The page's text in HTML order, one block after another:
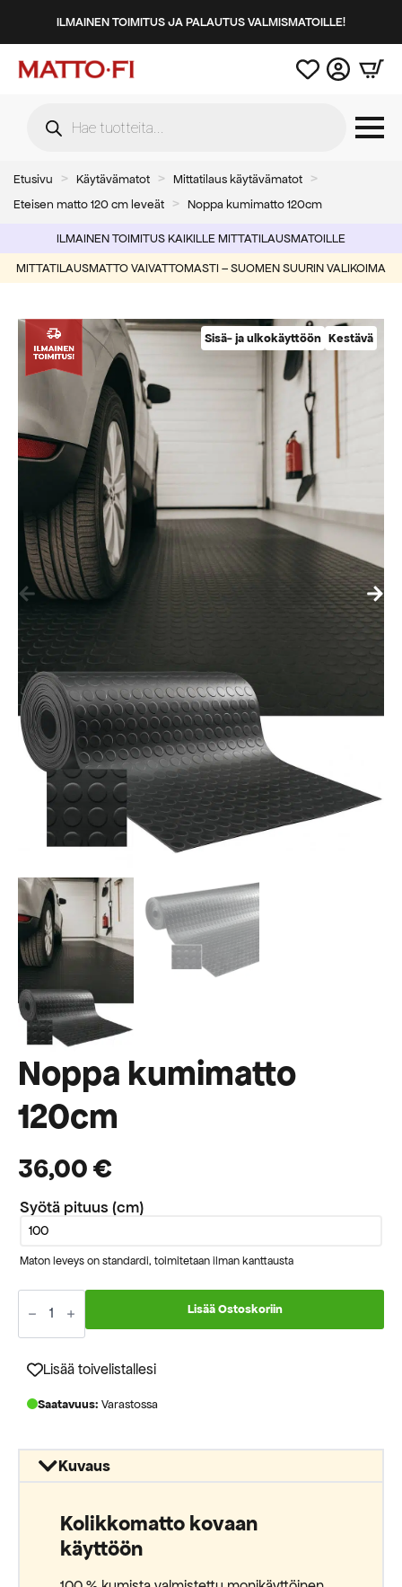
ILMAINEN TOIMITUS JA PALAUTUS VALMISMATOILLE!
search
Etusivu Käytävämatot
Mittatilaus käytävämatot
Eteisen matto 120 cm leveät
Noppa kumimatto 120cm
ILMAINEN TOIMITUS KAIKILLE MITTATILAUSMATOILLE
MITTATILAUSMATTO VAIVATTOMASTI – SUOMEN SUURIN VALIKOIMA
Sisä- ja ulkokäyttöön Kestävä
Noppa kumimatto
120cm
36,00€
Syötä pituus (cm)
Maton leveys on standardi, toimitetaan ilman kanttausta
Noppa
kumimatto
määrä
Lisää Ostoskoriin
Lisää toivelistallesi
Saatavuus: Varastossa
Kuvaus
Kolikkomatto kovaan
käyttöön